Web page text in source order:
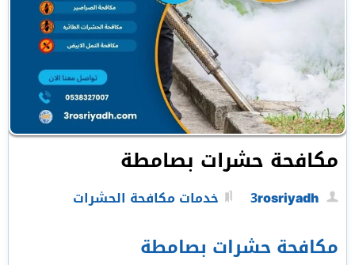
مكافحة حشرات بصامطة
3rosriyadh خدمات مكافحة الحشرات
مكافحة حشرات بصامطة